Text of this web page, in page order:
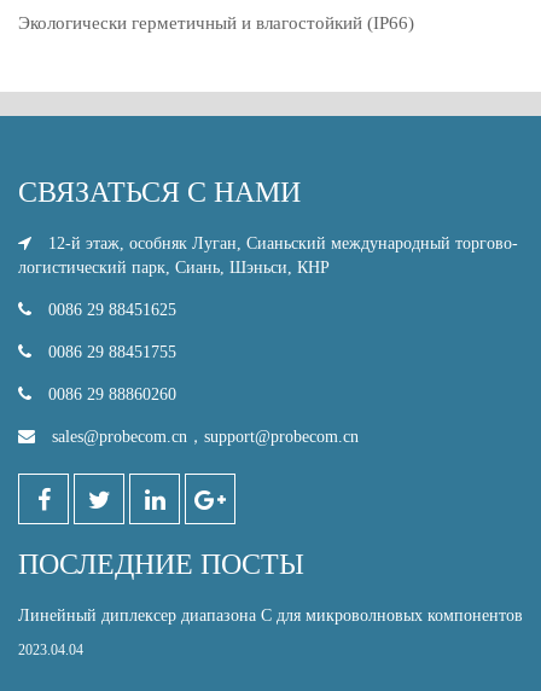
Экологически герметичный и влагостойкий (IP66)
СВЯЗАТЬСЯ С НАМИ
12-й этаж, особняк Луган, Сианьский международный торгово-
логистический парк, Сиань, Шэньси, КНР
0086 29 88451625
0086 29 88451755
0086 29 88860260
sales@probecom.cn ， support@probecom.cn
ПОСЛЕДНИЕ ПОСТЫ
Линейный диплексер диапазона С для микроволновых компонентов
2023.04.04